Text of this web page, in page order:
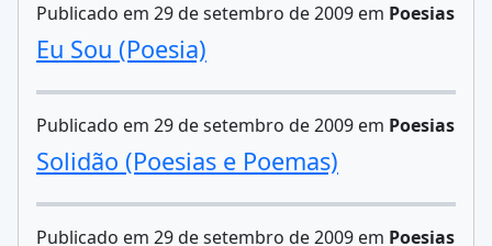
Publicado em 29 de setembro de 2009 em Poesias
Eu Sou (Poesia)
Publicado em 29 de setembro de 2009 em Poesias
Solidão (Poesias e Poemas)
Publicado em 29 de setembro de 2009 em Poesias